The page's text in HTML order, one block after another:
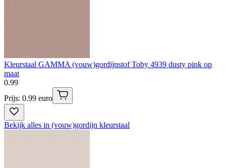
Kleurstaal GAMMA (vouw)gordijnstof Toby 4939 dusty pink op
maat
0.99
Prijs: 0.99 euro
Bekijk alles in (vouw)gordijn kleurstaal